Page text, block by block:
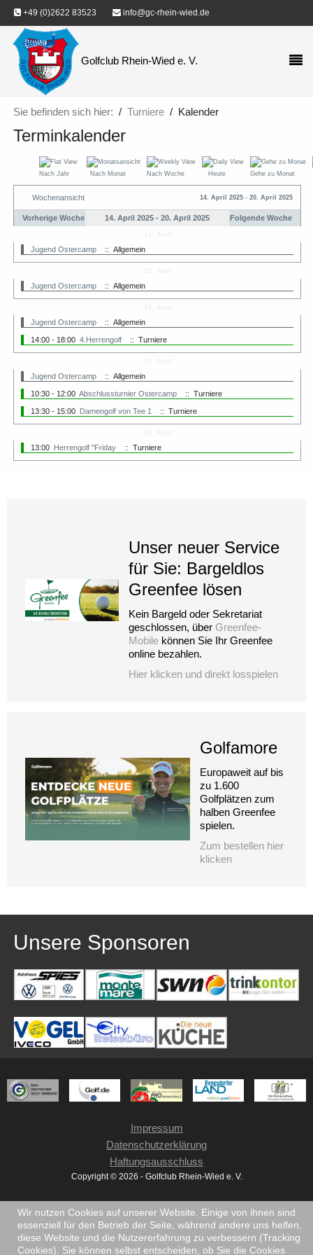
+49 (0)2622 83523 info@gc-rhein-wied.de
Golfclub Rhein-Wied e. V.
Sie befinden sich hier: Turniere Kalender
Terminkalender
Nach Jahr Nach Monat Nach Woche Heute Gehe zu Monat
Wochenansicht 14. April 2025 - 20. April 2025
Vorherige Woche 14. April 2025 - 20. April 2025 Folgende Woche
Jugend Ostercamp :: Allgemein
Jugend Ostercamp :: Allgemein
Jugend Ostercamp :: Allgemein
14:00 - 18:00 4.Herrengolf :: Turniere
Jugend Ostercamp :: Allgemein
10:30 - 12:00 Abschlussturnier Ostercamp :: Turniere
13:30 - 15:00 Damengolf von Tee 1 :: Turniere
13:00 Herrengolf "Friday :: Turniere
Unser neuer Service
für Sie: Bargeldlos
Greenfee lösen
Kein Bargeld oder Sekretariat
geschlossen, über Greenfee-
Mobile können Sie Ihr Greenfee
online bezahlen.
Hier klicken und direkt losspielen
Golfamore
Europaweit auf bis
zu 1.600
Golfplätzen zum
halben Greenfee
spielen.
Zum bestellen hier
klicken
Unsere Sponsoren
Impressum
Datenschutzerklärung
Haftungsausschluss
Copyright © 2026 - Golfclub Rhein-Wied e. V.
Wir nutzen Cookies auf unserer Website. Einige von ihnen sind
essenziell für den Betrieb der Seite, während andere uns helfen,
diese Website und die Nutzererfahrung zu verbessern (Tracking
Cookies). Sie können selbst entscheiden, ob Sie die Cookies